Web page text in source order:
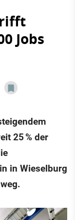
Jobs
25 % der
in Wieselburg